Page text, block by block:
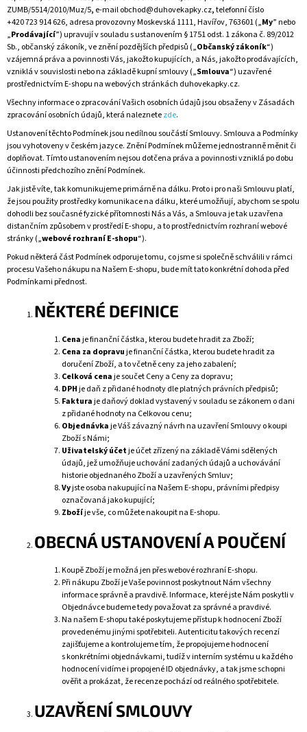
ZUMB/5514/2010/Muz/5, e-mail obchod@duhovekapky.cz,telefonní číslo
+420 723 914 626, adresa provozovny Moskevská 1111, Havířov, 763601 („My” nebo
„Prodávající”) upravují v souladu s ustanovením § 1751 odst. 1 zákona č. 89/2012
Sb., občanský zákoník, ve znění pozdějších předpisů („Občanský zákoník“)
vzájemná práva a povinnosti Vás, jakožto kupujících, a Nás, jakožto prodávajících,
vzniklá v souvislosti nebo na základě kupní smlouvy („Smlouva“) uzavřené
prostřednictvím E-shopu na webových stránkách duhovekapky.cz.
Všechny informace o zpracování Vašich osobních údajů jsou obsaženy v Zásadách
zpracování osobních údajů, která naleznetezde.
Ustanovení těchto Podmínek jsou nedílnou součástí Smlouvy. Smlouva a Podmínky
jsou vyhotoveny v českém jazyce. Znění Podmínek můžeme jednostranně měnit či
doplňovat. Tímto ustanovením nejsou dotčena práva a povinnosti vzniklá po dobu
účinnosti předchozího znění Podmínek.
Jak jistě víte, tak komunikujeme primárně na dálku. Proto i pro naši Smlouvu platí,
že jsou použity prostředky komunikace na dálku, které umožňují, abychom se spolu
dohodli bez současné fyzické přítomnosti Nás a Vás, a Smlouva je tak uzavřena
distančním způsobem v prostředí E-shopu, a to prostřednictvím rozhraní webové
stránky („webové rozhraní E-shopu“).
Pokud některá část Podmínek odporuje tomu, co jsme si společně schválili v rámci
procesu Vašeho nákupu na Našem E-shopu, bude mít tato konkrétní dohoda před
Podmínkami přednost.
NĚKTERÉ DEFINICE
Cenaje finanční částka, kterou budete hradit za Zboží;
Cena za dopravuje finanční částka, kterou budete hradit za
doručení Zboží, a to včetně ceny za jeho zabalení;
Celková cenaje součet Ceny a Ceny za dopravu;
DPHje daň z přidané hodnoty dle platných právních předpisů;
Fakturaje daňový doklad vystavený v souladu se zákonem o dani
z přidané hodnoty na Celkovou cenu;
Objednávkaje Váš závazný návrh na uzavření Smlouvy o koupi
Zboží s Námi;
Uživatelský účetje účet zřízený na základě Vámi sdělených
údajů, jež umožňuje uchování zadaných údajů a uchovávání
historie objednaného Zboží a uzavřených Smluv;
Vyjste osoba nakupující na Našem E-shopu, právními předpisy
označovaná jako kupující;
Zbožíje vše, co můžete nakoupit na E-shopu.
OBECNÁ USTANOVENÍ A POUČENÍ
Koupě Zboží je možná jen přes webové rozhraní E-shopu.
Při nákupu Zboží je Vaše povinnost poskytnout Nám všechny
informace správně a pravdivě. Informace, které jste Nám poskytli v
Objednávce budeme tedy považovat za správné a pravdivé.
Na našem E-shopu také poskytujeme přístup k hodnocení Zboží
provedenému jinými spotřebiteli. Autenticitu takových recenzí
zajišťujeme a kontrolujeme tím, že propojujeme hodnocení
s konkrétními objednávkami, tudíž v interním systému u každého
hodnocení vidíme i propojené ID objednávky, a tak jsme schopni
ověřit a prokázat, že recenze pochází od reálného spotřebitele.
UZAVŘENÍ SMLOUVY
A
J
Í
T
?
HLEDAT